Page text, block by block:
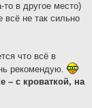
в другое место)
всё не так сильно
что всё в
рекомендую.
– с кроваткой, на